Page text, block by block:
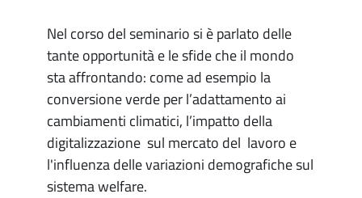
Nel corso del seminario si è parlato delle
tante opportunità e le sfide che il mondo
sta affrontando: come ad esempio la
conversione verde per l’adattamento ai
cambiamenti climatici, l’impatto della
digitalizzazione sul mercato del lavoro e
l'influenza delle variazioni demografiche sul
sistema welfare.